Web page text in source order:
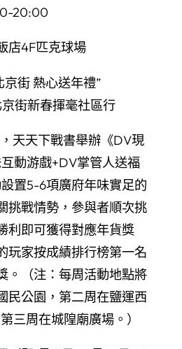
20:00
店4F匹克球場
京街 熱心送年禮”
街新春揮毫社區行
天天下戰書舉辦《DV現
動游戲+DV掌管人送福
置5-6項廣府年味實足的
挑戰情勢，參與者順次挑
利即可獲得對應年貨獎
玩家按成績排行榜第一名
。（注：每周活動地點將
民公園，第二周在鹽運西
第三周在城隍廟廣場。）